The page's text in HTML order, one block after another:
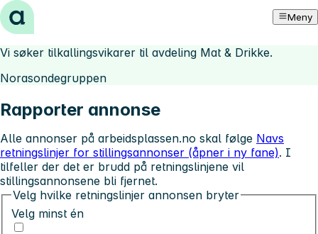
Hopp til innhold Meny
Vi søker tilkallingsvikarer til avdeling Mat & Drikke.
Norasondegruppen
Rapporter annonse
Alle annonser på arbeidsplassen.no skal følge Navs
retningslinjer for stillingsannonser (åpner i ny fane). I
tilfeller der det er brudd på retningslinjene vil
stillingsannonsene bli fjernet.
Velg hvilke retningslinjer annonsen bryter
Velg minst én